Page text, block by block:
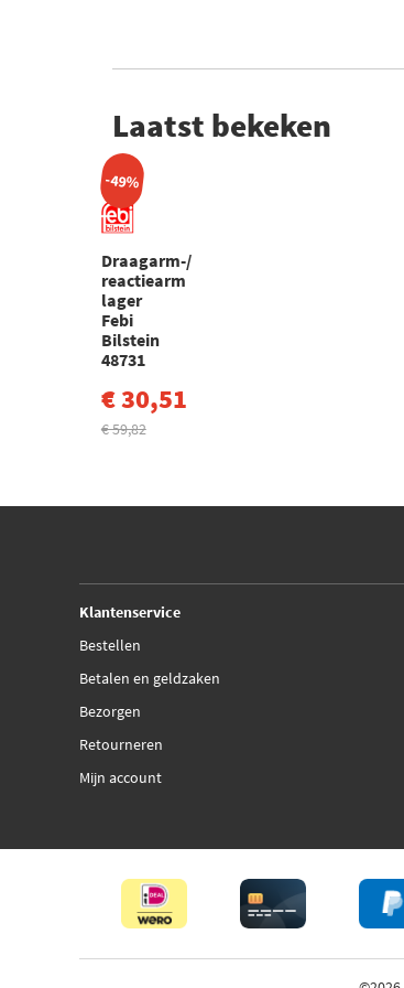
Laatst bekeken
-49%
Draagarm-/
reactiearm
lager
Febi
Bilstein
48731
€ 30,51
€ 59,82
Klantenservice
Bestellen
Betalen en geldzaken
Bezorgen
Retourneren
Mijn account